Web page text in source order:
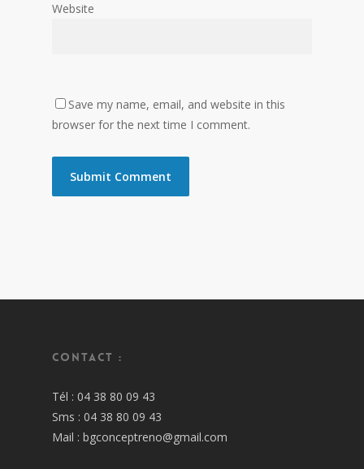
Website
Save my name, email, and website in this
browser for the next time I comment.
Contact :
Tél : 04 38 80 09 43
Sms : 04 38 80 09 43
Mail : bgconceptreno@gmail.com